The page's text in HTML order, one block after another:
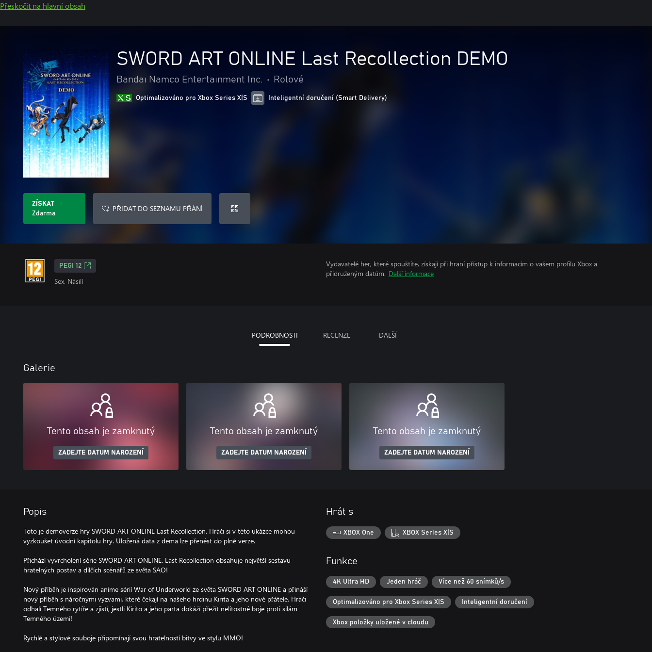
Přeskočit na hlavní obsah
SWORD ART ONLINE Last Recollection DEMO
Bandai Namco Entertainment Inc. • Rolové
Optimalizováno pro Xbox Series X|S Inteligentní doručení (Smart Delivery)
ZÍSKAT
Zdarma
PŘIDAT DO SEZNAMU PŘÁNÍ
PEGI 12
Sex, Násilí
Vydavatelé her, které spouštíte, získají při hraní přístup k informacím o vašem profilu Xbox a
přidruženým datům. Další informace
PODROBNOSTI RECENZE DALŠÍ
Galerie
Tento obsah je zamknutý
ZADEJTE DATUM NAROZENÍ
Tento obsah je zamknutý
ZADEJTE DATUM NAROZENÍ
Tento obsah je zamknutý
ZADEJTE DATUM NAROZENÍ
Popis
Toto je demoverze hry SWORD ART ONLINE Last Recollection. Hráči si v této ukázce mohou
vyzkoušet úvodní kapitolu hry. Uložená data z dema lze přenést do plné verze.
Přichází vyvrcholení série SWORD ART ONLINE. Last Recollection obsahuje největší sestavu
hratelných postav a dílčích scénářů ze světa SAO!
Nový příběh je inspirován anime sérií War of Underworld ze světa SWORD ART ONLINE a přináší
nový příběh s náročnými výzvami, které čekají na našeho hrdinu Kirita a jeho nové přátele. Hráči
odhalí Temného rytíře a zjistí, jestli Kirito a jeho parta dokáží přežít nelítostné boje proti silám
Temného území!
Rychlé a stylové souboje připomínají svou hratelností bitvy ve stylu MMO!
Hrát s
XBOX One XBOX Series X|S
Funkce
4K Ultra HD Jeden hráč Více než 60 snímků/s
Optimalizováno pro Xbox Series X|S Inteligentní doručení
Xbox položky uložené v cloudu